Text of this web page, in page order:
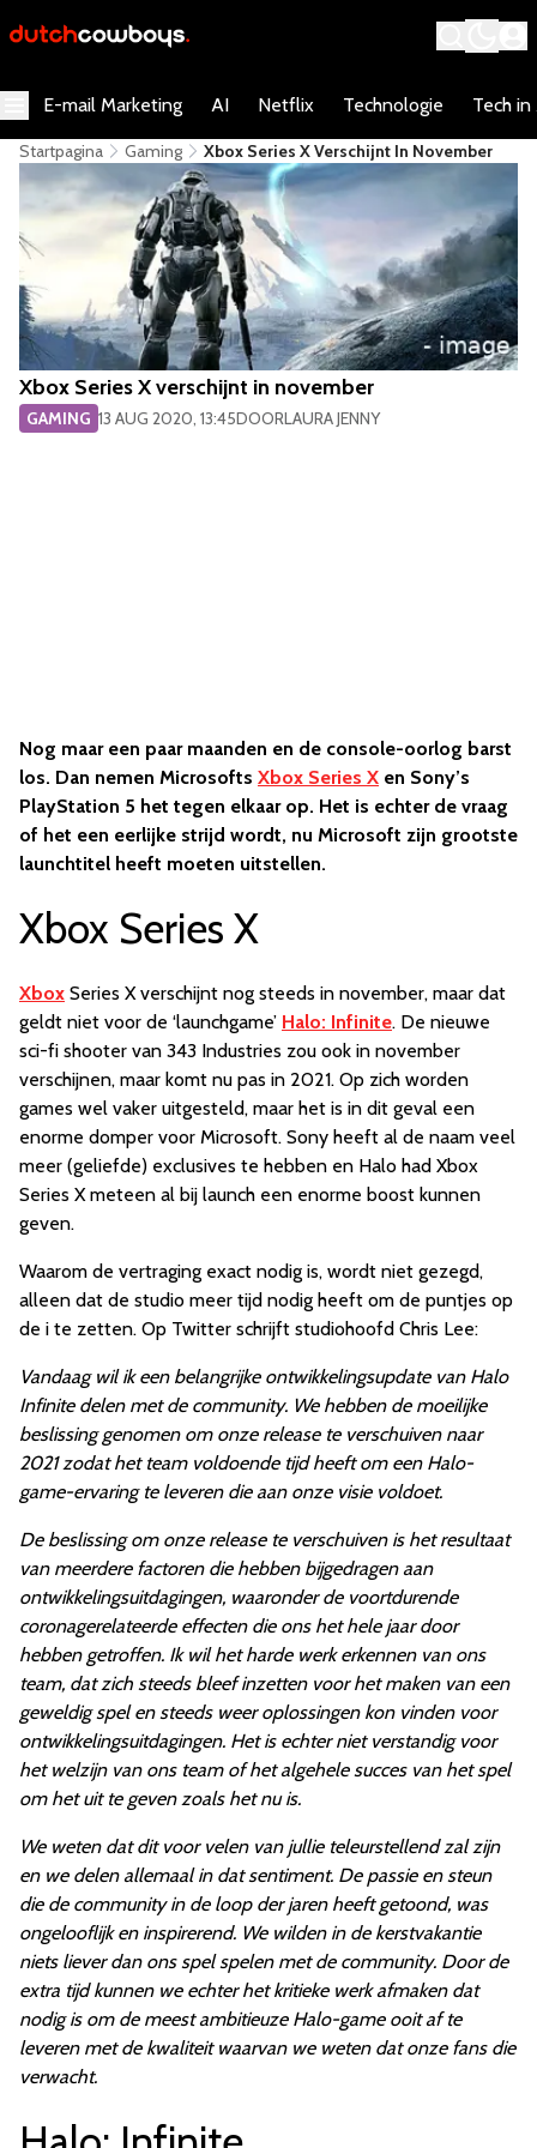
E-mail Marketing AI Netflix Technologie Tech in
Startpagina Gaming Xbox Series X Verschijnt In November
Xbox Series X verschijnt in november
GAMING 13 AUG 2020, 13:45DOORLAURA JENNY
Nog maar een paar maanden en de console-oorlog barst
los. Dan nemen Microsofts Xbox Series X en Sony’s
PlayStation 5 het tegen elkaar op. Het is echter de vraag
of het een eerlijke strijd wordt, nu Microsoft zijn grootste
launchtitel heeft moeten uitstellen.
Xbox Series X
Xbox Series X verschijnt nog steeds in november, maar dat
geldt niet voor de ‘launchgame’ Halo: Infinite. De nieuwe
sci-fi shooter van 343 Industries zou ook in november
verschijnen, maar komt nu pas in 2021. Op zich worden
games wel vaker uitgesteld, maar het is in dit geval een
enorme domper voor Microsoft. Sony heeft al de naam veel
meer (geliefde) exclusives te hebben en Halo had Xbox
Series X meteen al bij launch een enorme boost kunnen
geven.
Waarom de vertraging exact nodig is, wordt niet gezegd,
alleen dat de studio meer tijd nodig heeft om de puntjes op
de i te zetten. Op Twitter schrijft studiohoofd Chris Lee:
Vandaag wil ik een belangrijke ontwikkelingsupdate van Halo
Infinite delen met de community. We hebben de moeilijke
beslissing genomen om onze release te verschuiven naar
2021 zodat het team voldoende tijd heeft om een Halo-
game-ervaring te leveren die aan onze visie voldoet.
De beslissing om onze release te verschuiven is het resultaat
van meerdere factoren die hebben bijgedragen aan
ontwikkelingsuitdagingen, waaronder de voortdurende
coronagerelateerde effecten die ons het hele jaar door
hebben getroffen. Ik wil het harde werk erkennen van ons
team, dat zich steeds bleef inzetten voor het maken van een
geweldig spel en steeds weer oplossingen kon vinden voor
ontwikkelingsuitdagingen. Het is echter niet verstandig voor
het welzijn van ons team of het algehele succes van het spel
om het uit te geven zoals het nu is.
We weten dat dit voor velen van jullie teleurstellend zal zijn
en we delen allemaal in dat sentiment. De passie en steun
die de community in de loop der jaren heeft getoond, was
ongelooflijk en inspirerend. We wilden in de kerstvakantie
niets liever dan ons spel spelen met de community. Door de
extra tijd kunnen we echter het kritieke werk afmaken dat
nodig is om de meest ambitieuze Halo-game ooit af te
leveren met de kwaliteit waarvan we weten dat onze fans die
verwacht.